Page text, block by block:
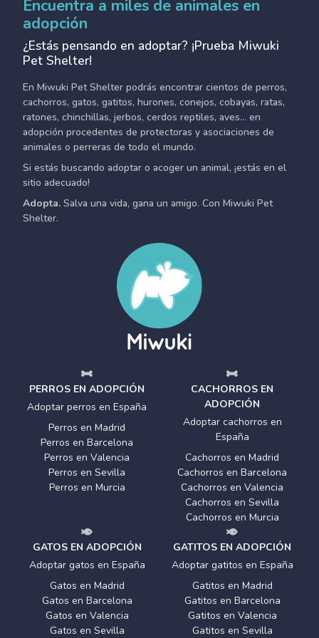
Encuentra a miles de animales en
adopción
¿Estás pensando en adoptar? ¡Prueba Miwuki
Pet Shelter!
En Miwuki Pet Shelter podrás encontrar cientos de perros,
cachorros, gatos, gatitos, hurones, conejos, cobayas, ratas,
ratones, chinchillas, jerbos, cerdos reptiles, aves... en
adopción procedentes de protectoras y asociaciones de
animales o perreras de todo el mundo.
Si estás buscando adoptar o acoger un animal, ¡estás en el
sitio adecuado!
Adopta. Salva una vida, gana un amigo. Con Miwuki Pet
Shelter.
PERROS EN ADOPCIÓN
Adoptar perros en España
Perros en Madrid
Perros en Barcelona
Perros en Valencia
Perros en Sevilla
Perros en Murcia
CACHORROS EN
ADOPCIÓN
Adoptar cachorros en
España
Cachorros en Madrid
Cachorros en Barcelona
Cachorros en Valencia
Cachorros en Sevilla
Cachorros en Murcia
GATOS EN ADOPCIÓN
Adoptar gatos en España
Gatos en Madrid
Gatos en Barcelona
Gatos en Valencia
Gatos en Sevilla
GATITOS EN ADOPCIÓN
Adoptar gatitos en España
Gatitos en Madrid
Gatitos en Barcelona
Gatitos en Valencia
Gatitos en Sevilla